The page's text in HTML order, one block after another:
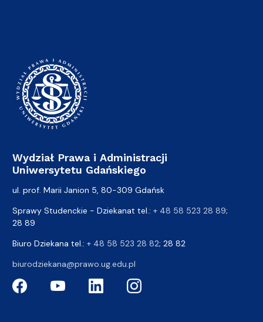
Wydział Prawa i Administracji
Uniwersytetu Gdańskiego
ul. prof. Marii Janion 5, 80-309 Gdańsk
Sprawy Studenckie - Dziekanat tel.: + 48 58 523 28 89;
28 89
Biuro Dziekana tel.: + 48 58 523 28 82; 28 82
biurodziekana@prawo.ug.edu.pl